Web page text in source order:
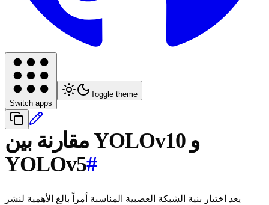
Switch apps
Toggle theme
مقارنة بين YOLOv10 و
YOLOv5#
يعد اختيار بنية الشبكة العصبية المناسبة أمراً بالغ الأهمية لنشر